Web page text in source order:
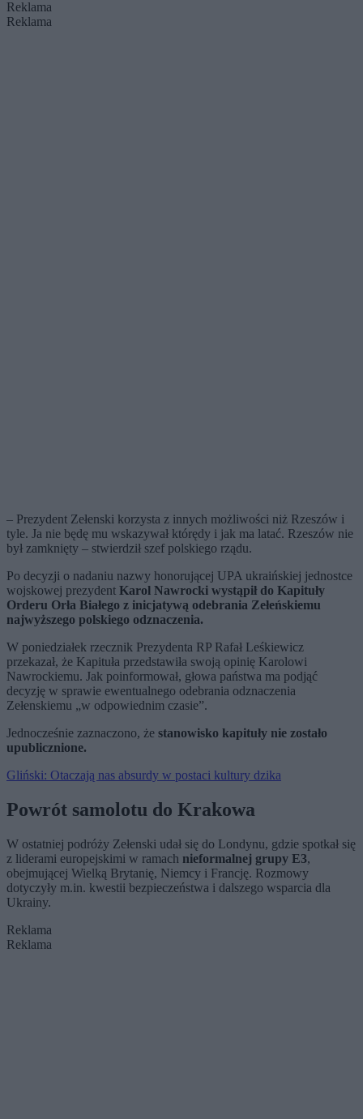
Reklama
Reklama
– Prezydent Zełenski korzysta z innych możliwości niż Rzeszów i
tyle. Ja nie będę mu wskazywał którędy i jak ma latać. Rzeszów nie
był zamknięty – stwierdził szef polskiego rządu.
Po decyzji o nadaniu nazwy honorującej UPA ukraińskiej jednostce
wojskowej prezydent Karol Nawrocki wystąpił do Kapituły
Orderu Orła Białego z inicjatywą odebrania Zełeńskiemu
najwyższego polskiego odznaczenia.
W poniedziałek rzecznik Prezydenta RP Rafał Leśkiewicz
przekazał, że Kapituła przedstawiła swoją opinię Karolowi
Nawrockiemu. Jak poinformował, głowa państwa ma podjąć
decyzję w sprawie ewentualnego odebrania odznaczenia
Zełenskiemu „w odpowiednim czasie”.
Jednocześnie zaznaczono, że stanowisko kapituły nie zostało
upublicznione.
Gliński: Otaczają nas absurdy w postaci kultury dzika
Powrót samolotu do Krakowa
W ostatniej podróży Zełenski udał się do Londynu, gdzie spotkał się
z liderami europejskimi w ramach nieformalnej grupy E3,
obejmującej Wielką Brytanię, Niemcy i Francję. Rozmowy
dotyczyły m.in. kwestii bezpieczeństwa i dalszego wsparcia dla
Ukrainy.
Reklama
Reklama